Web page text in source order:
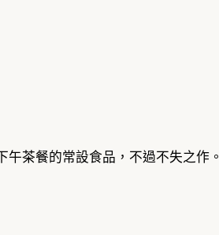
茶餐的常設食品，不過不失之作。